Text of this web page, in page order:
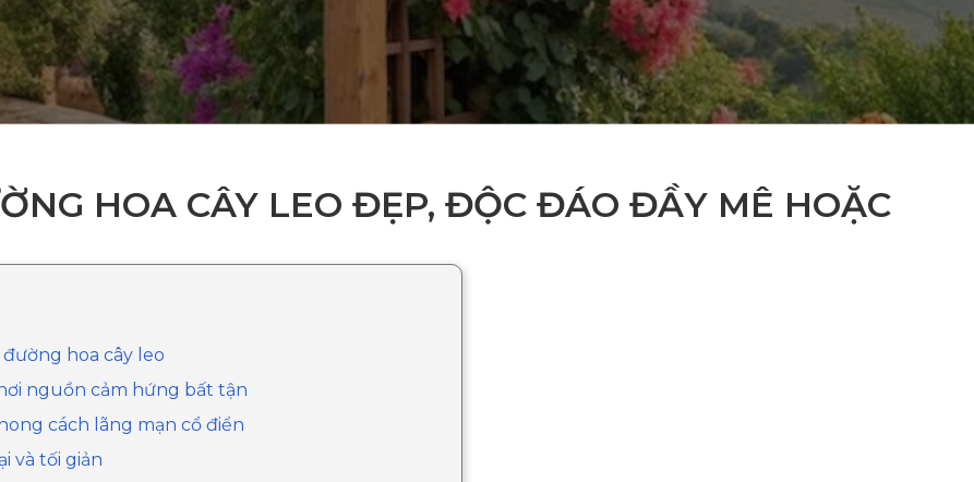
HOA CÂY LEO ĐẸP, ĐỘC ĐÁO ĐẦY MÊ HOẶC
hoa cây leo
nguồn cảm hứng bất tận
cách lãng mạn cổ điển
và tối giản